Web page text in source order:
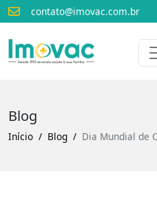
contato@imovac.com.br
Voltar
Blog
Início Blog Dia Mundial de